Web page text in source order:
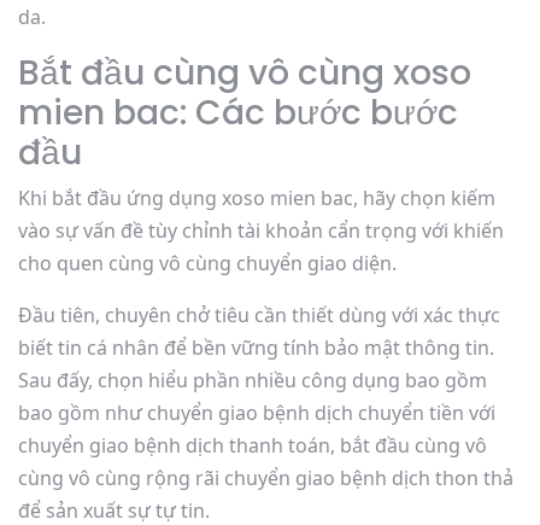
da.
Bắt đầu cùng vô cùng xoso
mien bac: Các bước bước
đầu
Khi bắt đầu ứng dụng xoso mien bac, hãy chọn kiếm
vào sự vấn đề tùy chỉnh tài khoản cẩn trọng với khiến
cho quen cùng vô cùng chuyển giao diện.
Đầu tiên, chuyên chở tiêu cần thiết dùng với xác thực
biết tin cá nhân để bền vững tính bảo mật thông tin.
Sau đấy, chọn hiểu phần nhiều công dụng bao gồm
bao gồm như chuyển giao bệnh dịch chuyển tiền với
chuyển giao bệnh dịch thanh toán, bắt đầu cùng vô
cùng vô cùng rộng rãi chuyển giao bệnh dịch thon thả
để sản xuất sự tự tin.